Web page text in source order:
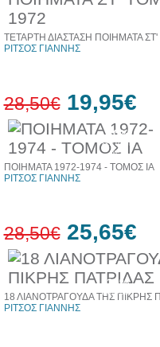
30%
έκπτωση
web
ΤΕΤΑΡΤΗ ΔΙΑΣΤΑΣΗ ΠΟΙΗΜΑΤΑ
ΡΙΤΣΟΣ ΓΙΑΝΝΗΣ
28,50€ 19,95€
10%
έκπτωση
ΠΟΙΗΜΑΤΑ 1972-1974 - ΤΟΜΟΣ ΙΑ
ΡΙΤΣΟΣ ΓΙΑΝΝΗΣ
28,50€ 25,65€
18 ΛΙΑΝΟΤΡΑΓΟΥΔΑ ΤΗΣ ΠΙΚΡΗΣ
ΡΙΤΣΟΣ ΓΙΑΝΝΗΣ